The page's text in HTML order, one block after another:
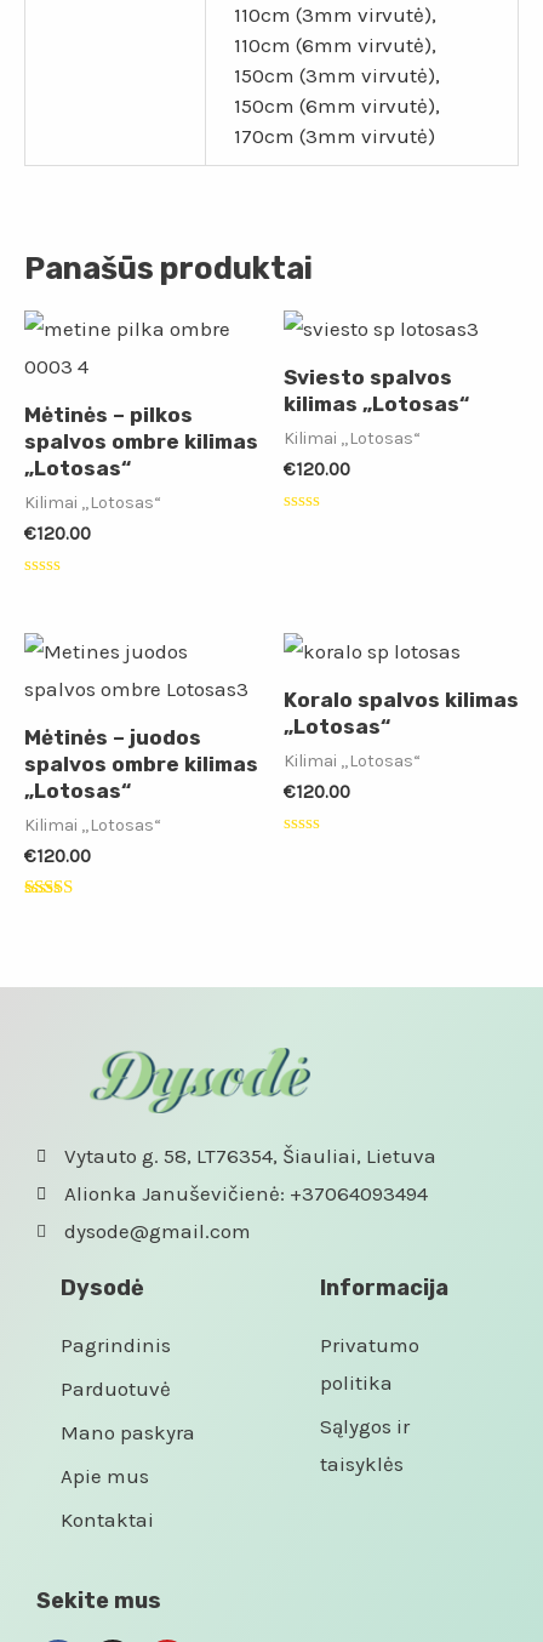
110cm (3mm virvutė),
110cm (6mm virvutė),
150cm (3mm virvutė),
150cm (6mm virvutė),
170cm (3mm virvutė)
Panašūs produktai
Mėtinės – pilkos
spalvos ombre kilimas
„Lotosas“
Kilimai „Lotosas“
€120.00
5
Sviesto spalvos
kilimas „Lotosas“
Kilimai „Lotosas“
€120.00
Mėtinės – juodos
spalvos ombre kilimas
„Lotosas“
Kilimai „Lotosas“
€120.00
Koralo spalvos kilimas
„Lotosas“
Kilimai „Lotosas“
€120.00
Vytauto g. 58, LT76354, Šiauliai, Lietuva
Alionka Januševičienė: +37064093494
dysode@gmail.com
Dysodė
Pagrindinis
Parduotuvė
Mano paskyra
Apie mus
Kontaktai
Informacija
Privatumo
politika
Sąlygos ir
taisyklės
Sekite mus